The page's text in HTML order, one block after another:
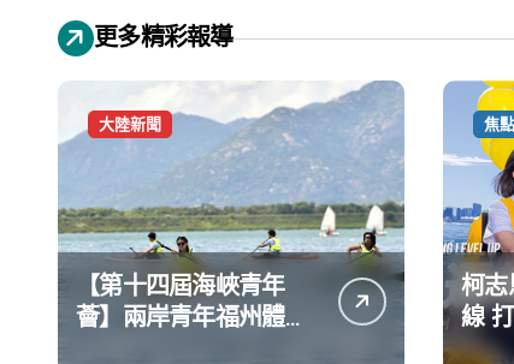
更多精彩報導
大陸新聞
【第十四屆海峽青年
薈】兩岸青年福州體驗
焦
柯志
線
公開